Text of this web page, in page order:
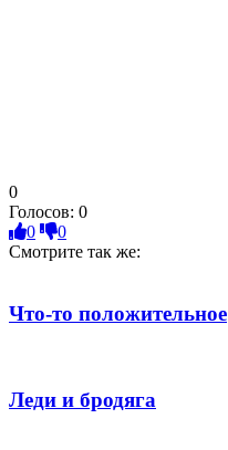
0
Голосов: 0
0
0
Смотрите так же:
Что-то положительное
Леди и бродяга